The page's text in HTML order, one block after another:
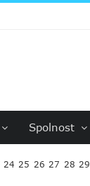
Spolnost
24 25 26 27 28 29